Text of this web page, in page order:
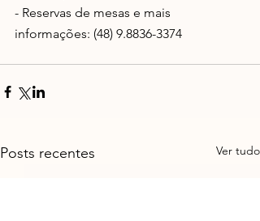
- Reservas de mesas e mais
informações: (48) 9.8836-3374
Posts recentes Ver tudo